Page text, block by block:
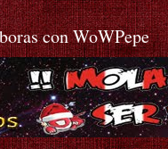
con WoWPepe